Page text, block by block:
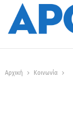
Αρχική Κοινωνία